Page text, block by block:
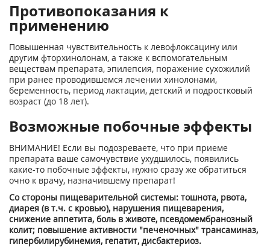
Противопоказания к
применению
Повышенная чувствительность к левофлоксацину или
другим фторхинолонам, а также к вспомогательным
веществам препарата, эпилепсия, поражение сухожилий
при ранее проводившемся лечении хинолонами,
беременность, период лактации, детский и подростковый
возраст (до 18 лет).
Возможные побочные эффекты
ВНИМАНИЕ! Если вы подозреваете, что при приеме
препарата ваше самочувствие ухудшилось, появились
какие-то побочные эффекты, нужно сразу же обратиться
очно к врачу, назначившему препарат!
Со стороны пищеварительной системы: тошнота, рвота,
диарея (в т.ч. с кровью), нарушения пищеварения,
снижение аппетита, боль в животе, псевдомембранозный
колит; повышение активности "печеночных" трансаминаз,
гипербилирубинемия, гепатит, дисбактериоз.